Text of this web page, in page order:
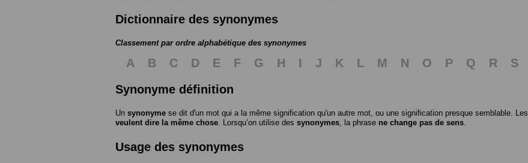
Dictionnaire des synonymes
Classement par ordre alphabétique des synonymes
A B C D E F G H I J K L M N O P Q R S
Synonyme définition
Un synonyme se dit d'un mot qui a la même signification qu'un autre mot, ou une signification presque semblable. Les
veulent dire la même chose . Lorsqu’on utilise des synonymes , la phrase ne change pas de sens
Usage des synonymes